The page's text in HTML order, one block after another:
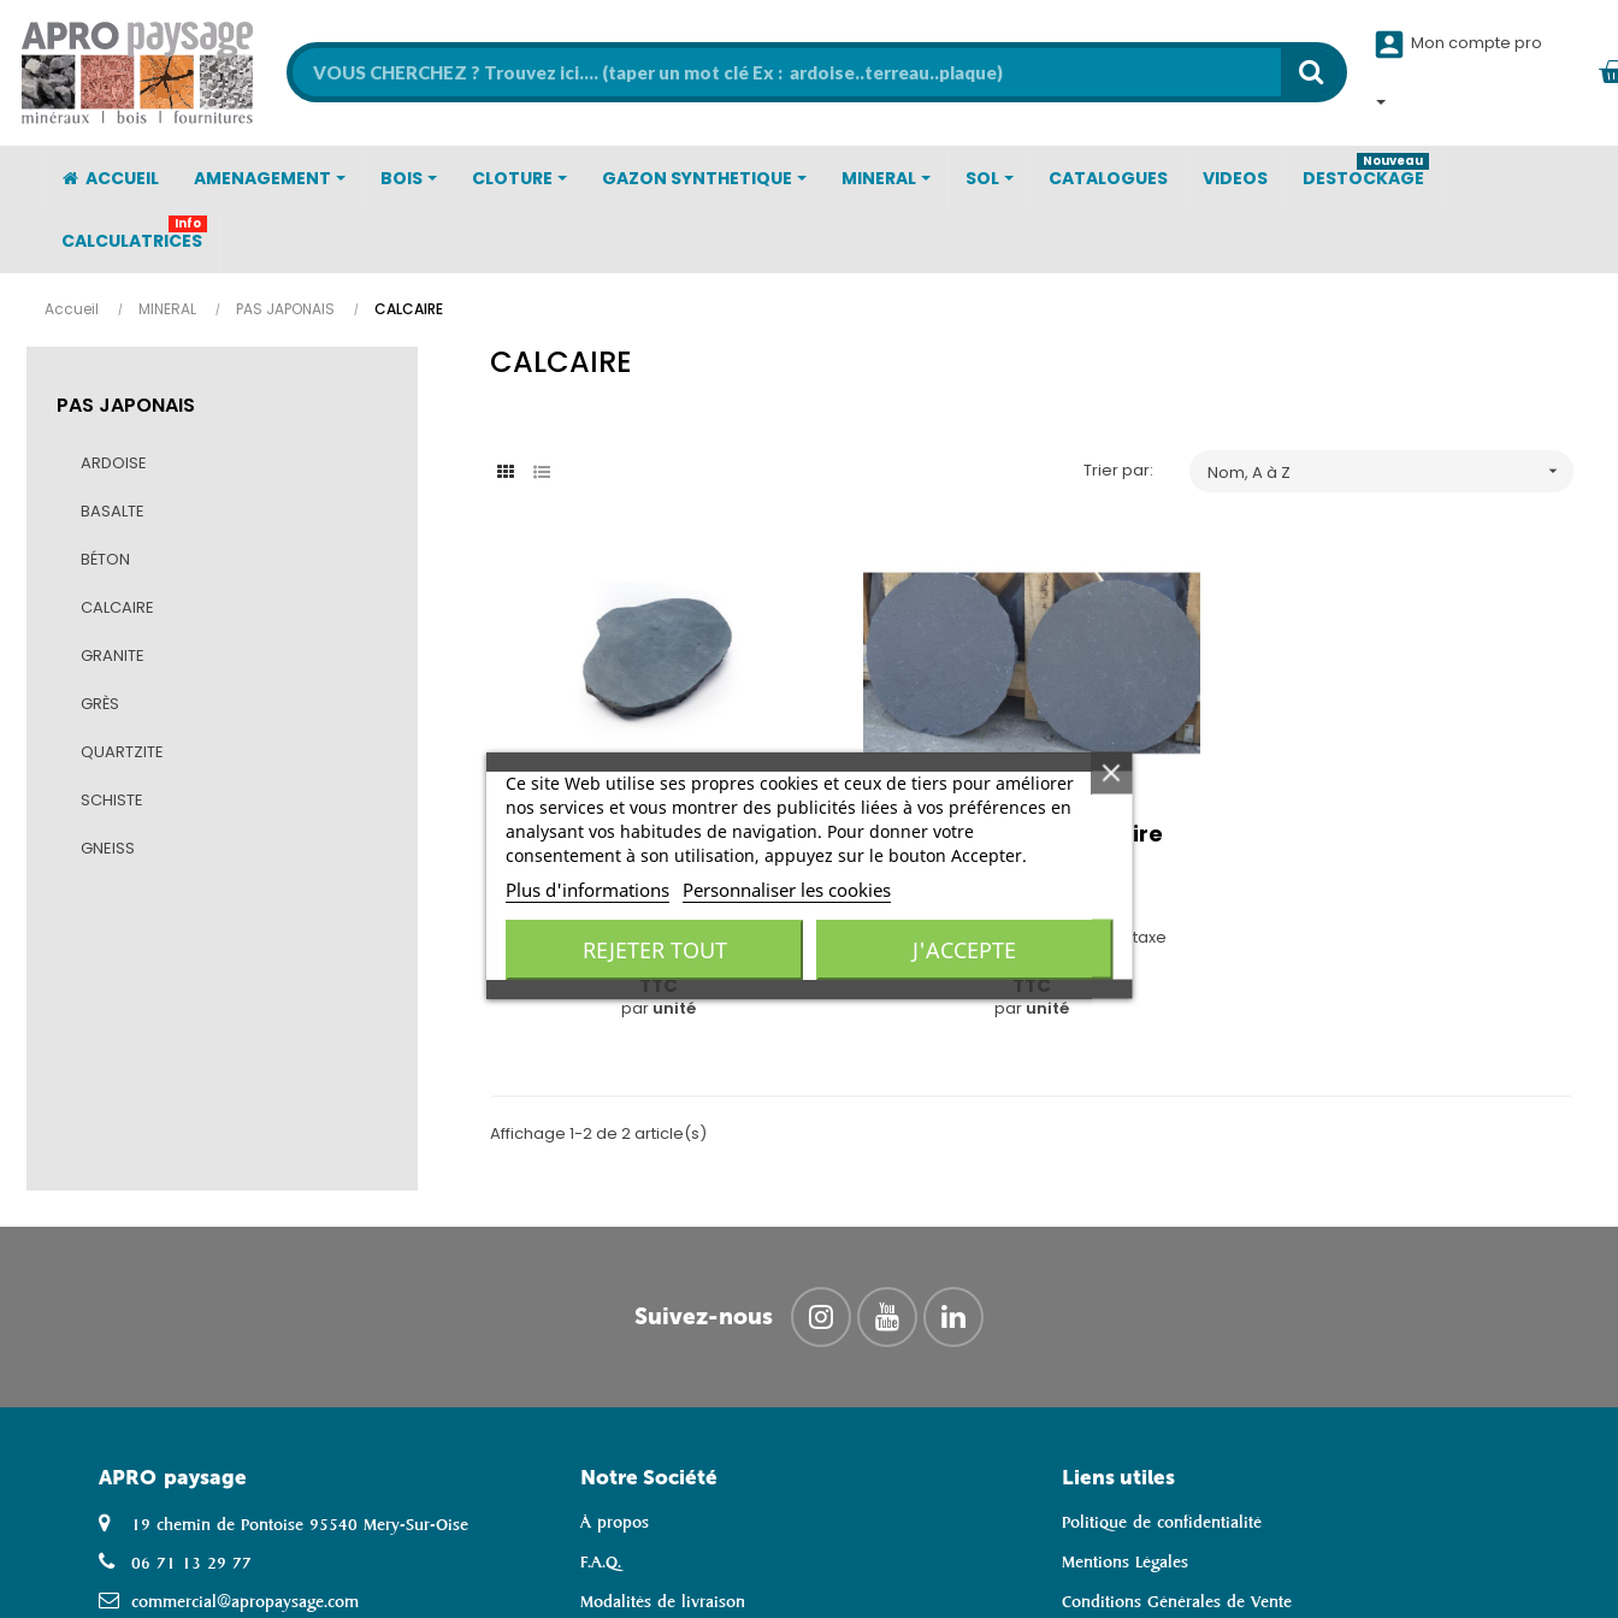
 Mon compte pro
ACCUEIL AMENAGEMENT BOIS CLOTURE GAZON SYNTHETIQUE MINERAL SOL CATALOGUES VIDEOS DESTOCKAGE
Nouveau
CALCULATRICES
Info
Accueil MINERAL PAS JAPONAIS CALCAIRE
PAS JAPONAIS
ARDOISE
BASALTE
BÉTON
CALCAIRE
GRANITE
GRÈS
QUARTZITE
SCHISTE
GNEISS
CALCAIRE
Trier par: Nom, A à Z 
PAS JAPONAIS Calcaire
BOSTON 55X35
19,06 €
TTC
parunité
PAS JAPONAIS Calcaire
BOSTON Ø40
Comprenant 0,06 € pour l'écotaxe
TTC
parunité
Affichage 1-2 de 2 article(s)
Suivez-nous
APRO paysage
19 chemin de Pontoise 95540 Mery-Sur-Oise
06 71 13 29 77
commercial@apropaysage.com
Ce site Web utilise ses propres cookies et ceux de tiers pour améliorer
nos services et vous montrer des publicités liées à vos préférences en
analysant vos habitudes de navigation. Pour donner votre
consentement à son utilisation, appuyez sur le bouton Accepter.
Plus d'informations Personnaliser les cookies
REJETER TOUT J'ACCEPTE
Notre Société
À propos
F.A.Q.
Modalités de livraison
Liens utiles
Politique de confidentialité
Mentions Légales
Conditions Générales de Vente